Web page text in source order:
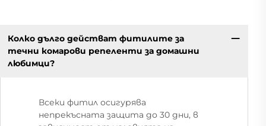
Колко дълго действат фитилите за
течни комарови репеленти за домашни
любимци?
Всеки фитил осигурява
непрекъсната защита до 30 дни, в